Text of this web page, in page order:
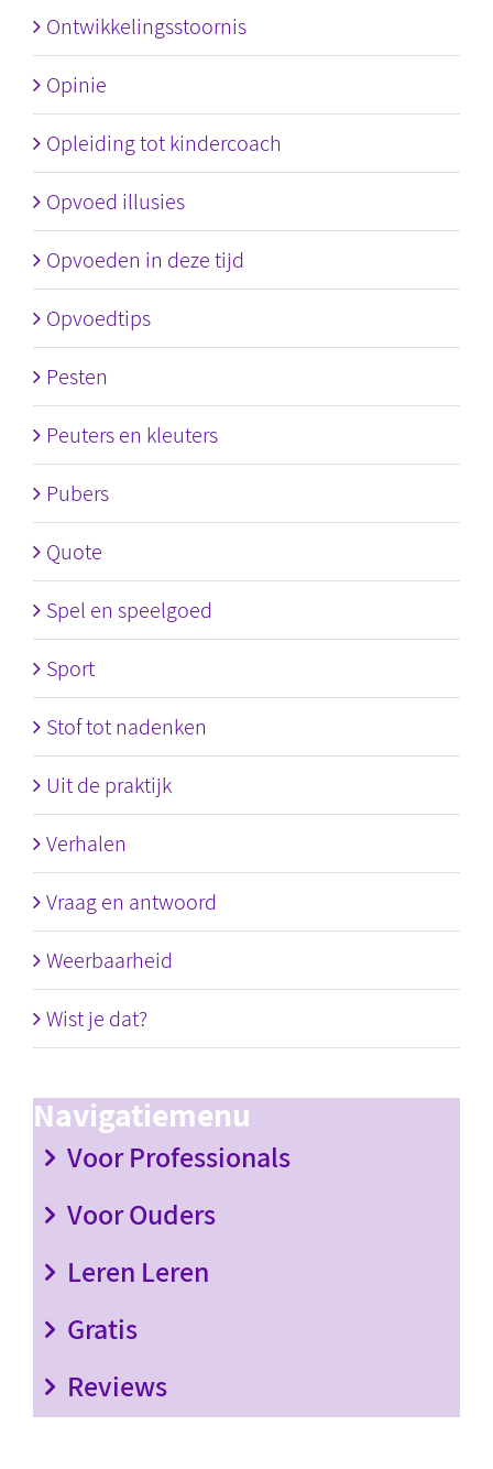
Ontwikkelingsstoornis
Opinie
Opleiding tot kindercoach
Opvoed illusies
Opvoeden in deze tijd
Opvoedtips
Pesten
Peuters en kleuters
Pubers
Quote
Spel en speelgoed
Sport
Stof tot nadenken
Uit de praktijk
Verhalen
Vraag en antwoord
Weerbaarheid
Wist je dat?
Navigatiemenu
Voor Professionals
Voor Ouders
Leren Leren
Gratis
Reviews